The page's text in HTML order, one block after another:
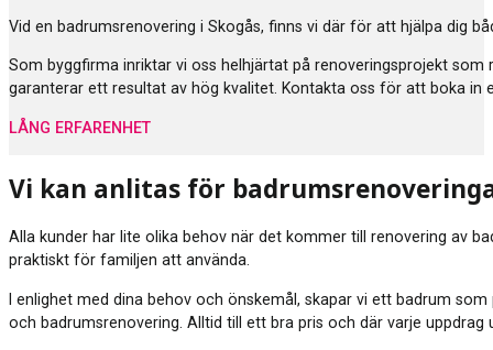
Vid en badrumsrenovering i Skogås, finns vi där för att hjälpa dig
Som byggfirma inriktar vi oss helhjärtat på renoveringsprojekt
garanterar ett resultat av hög kvalitet. Kontakta oss för att boka
LÅNG ERFARENHET
Vi kan anlitas för
Alla kunder har lite olika behov när det kommer till renovering av
praktiskt för familjen att använda.
I enlighet med dina behov och önskemål, skapar vi ett badrum
och badrumsrenovering. Alltid till ett bra pris och där varje